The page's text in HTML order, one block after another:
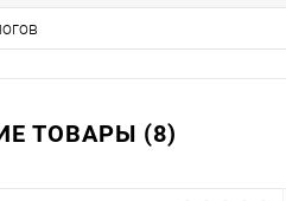
ТОВАРЫ (8)